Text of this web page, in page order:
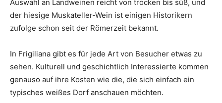
Auswahl an Landweinen reicht von trocken bis süß, und
der hiesige Muskateller-Wein ist einigen Historikern
zufolge schon seit der Römerzeit bekannt.
In Frigiliana gibt es für jede Art von Besucher etwas zu
sehen. Kulturell und geschichtlich Interessierte kommen
genauso auf ihre Kosten wie die, die sich einfach ein
typisches weißes Dorf anschauen möchten.